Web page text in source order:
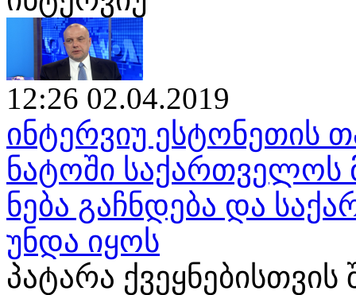
12:26 02.04.2019
ინტერვიუ ესტონეთის
ნატოში საქართველოს
ნება გაჩნდება და
უნდა იყოს
პატარა